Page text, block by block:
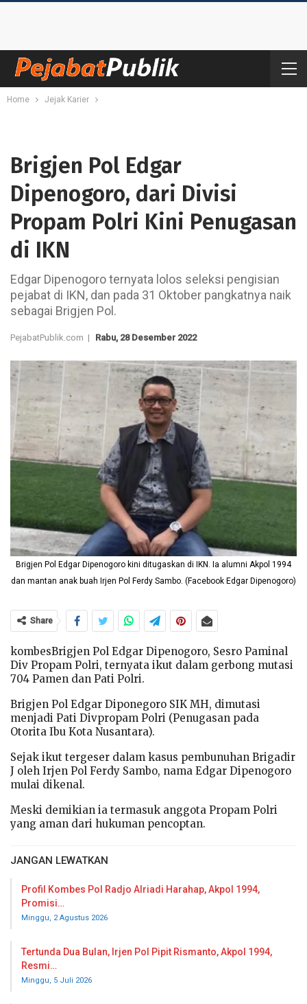
Home Jejak Karier
Brigjen Pol Edgar
Dipenogoro, dari Divisi
Propam Polri Kini Penugasan
di IKN
Edgar Dipenogoro ternyata lolos seleksi pengisian
pejabat di IKN, dan pada 31 Oktober pangkatnya naik
sebagai Brigjen Pol.
PejabatPublik.com | Rabu, 28 Desember 2022
Brigjen Pol Edgar Dipenogoro kini ditugaskan di IKN. Ia alumni Akpol 1994
dan mantan anak buah Irjen Pol Ferdy Sambo. (Facebook Edgar Dipenogoro)
Share
kombesBrigjen Pol Edgar Dipenogoro, Sesro Paminal
Div Propam Polri, ternyata ikut dalam gerbong mutasi
704 Pamen dan Pati Polri.
Brigjen Pol Edgar Diponegoro SIK MH, dimutasi
menjadi Pati Divpropam Polri (Penugasan pada
Otorita Ibu Kota Nusantara).
Sejak ikut tergeser dalam kasus pembunuhan Brigadir
J oleh Irjen Pol Ferdy Sambo, nama Edgar Dipenogoro
mulai dikenal.
Meski demikian ia termasuk anggota Propam Polri
yang aman dari hukuman pencoptan.
JANGAN LEWATKAN
Profil Kombes Pol Radjo Alriadi Harahap, Akpol 1994,
Promisi…
Minggu, 2 Agustus 2026
Tertunda Dua Bulan, Irjen Pol Pipit Rismanto, Akpol 1994,
Resmi…
Minggu, 5 Juli 2026